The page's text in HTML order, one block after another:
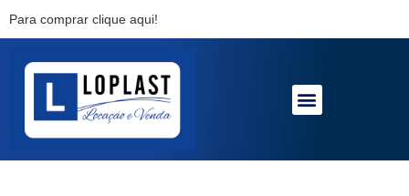
Para comprar clique aqui!